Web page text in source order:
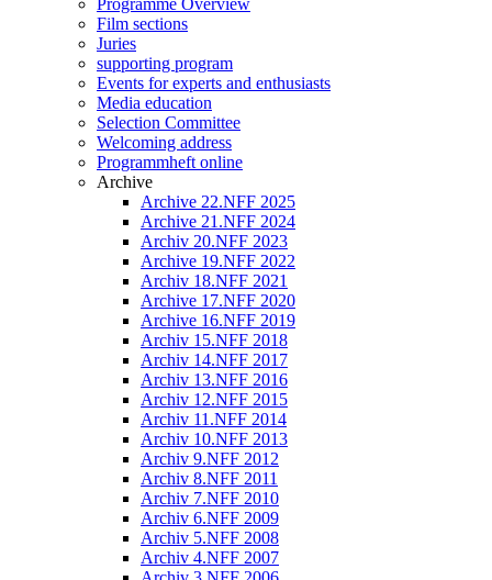
Film sections
Juries
supporting program
Events for experts and enthusiasts
Media education
Selection Committee
Welcoming address
Programmheft online
Archive
Archive 22.NFF 2025
Archive 21.NFF 2024
Archiv 20.NFF 2023
Archive 19.NFF 2022
Archiv 18.NFF 2021
Archive 17.NFF 2020
Archive 16.NFF 2019
Archiv 15.NFF 2018
Archiv 14.NFF 2017
Archiv 13.NFF 2016
Archiv 12.NFF 2015
Archiv 11.NFF 2014
Archiv 10.NFF 2013
Archiv 9.NFF 2012
Archiv 8.NFF 2011
Archiv 7.NFF 2010
Archiv 6.NFF 2009
Archiv 5.NFF 2008
Archiv 4.NFF 2007